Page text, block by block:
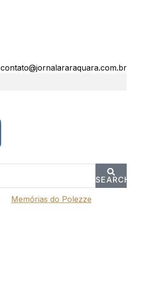
contato@jornalararaquara.com.br
SEARCH
Memórias do Polezze